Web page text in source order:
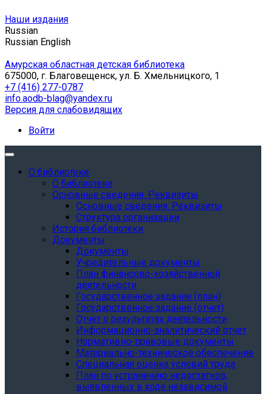
Наши издания
Russian
Russian English
Амурская областная детская библиотека
675000, г. Благовещенск, ул. Б. Хмельницкого, 1
+7 (416) 277-0787
info.aodb-blag@yandex.ru
Версия для слабовидящих
Войти
О библиотеке
О библиотеке
Основные сведения. Реквизиты
Основные сведения. Реквизиты
Структура организации
История библиотеки
Документы
Документы
Учредительные документы
План финансово-хозяйственной
деятельности
Государственное задание (план)
Государственное задание (отчет)
Отчет о результатах деятельности
Информационно-аналитический отчет
Нормативно-правовые документы
Материально-техническое обеспечение
Специальная оценка условий труда
План по устранению недостатков,
выявленных в ходе независимой